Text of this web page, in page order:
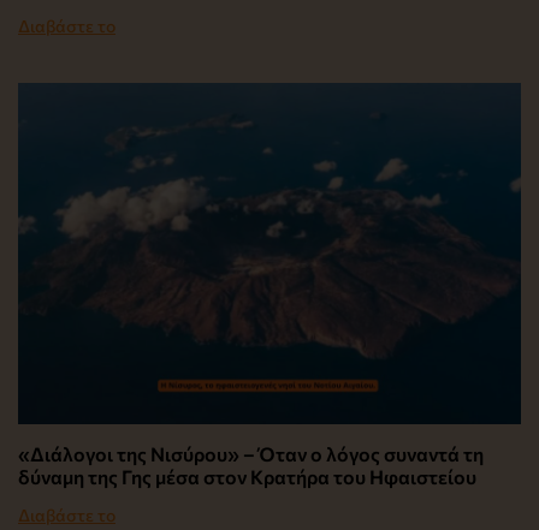
Διαβάστε το
«Διάλογοι της Νισύρου» – Όταν ο λόγος συναντά τη
δύναμη της Γης μέσα στον Κρατήρα του Ηφαιστείου
Διαβάστε το